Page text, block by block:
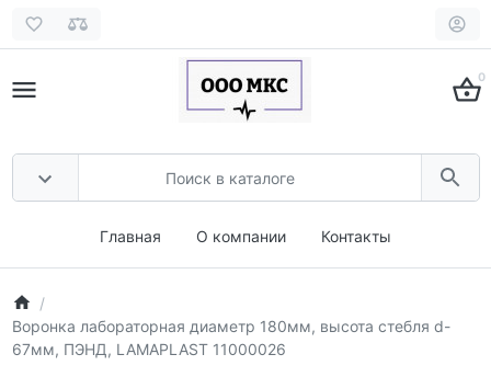
0
Главная О компании Контакты
Воронка лабораторная диаметр 180мм, высота стебля d-
67мм, ПЭНД, LAMAPLAST 11000026